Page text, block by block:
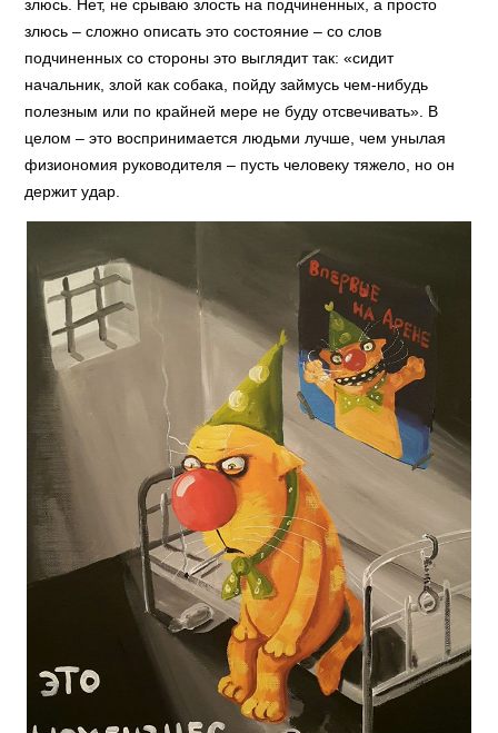
злюсь. Нет, не срываю злость на подчиненных, а просто
злюсь – сложно описать это состояние – со слов
подчиненных со стороны это выглядит так: «сидит
начальник, злой как собака, пойду займусь чем-нибудь
полезным или по крайней мере не буду отсвечивать». В
целом – это воспринимается людьми лучше, чем унылая
физиономия руководителя – пусть человеку тяжело, но он
держит удар.